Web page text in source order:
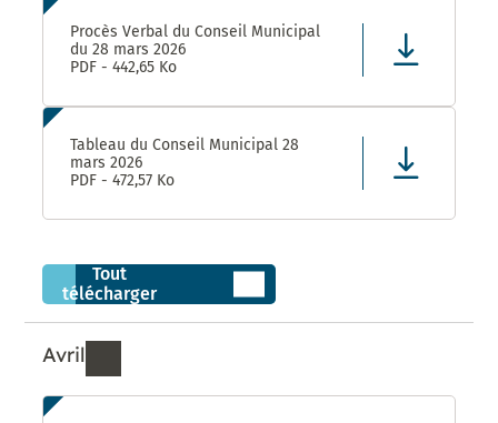
Procès Verbal du Conseil Municipal
du 28 mars 2026
PDF - 442,65 Ko
Tableau du Conseil Municipal 28
mars 2026
PDF - 472,57 Ko
Tout
télécharger
Avril
Ressources de Avril 2026